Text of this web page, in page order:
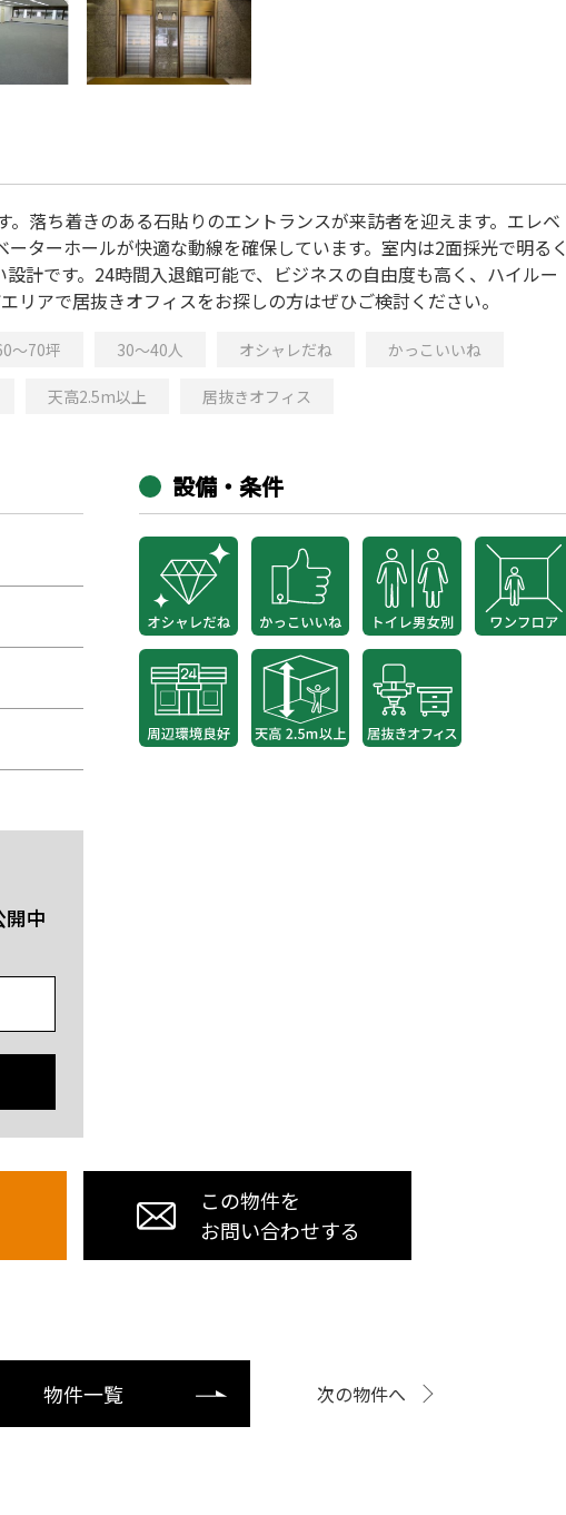
落ち着きのある石貼りのエントランスが来訪者を迎えます。エレベ
ターホールが快適な動線を確保しています。室内は2面採光で明るく
計です。24時間入退館可能で、ビジネスの自由度も高く、ハイルー
リアで居抜きオフィスをお探しの方はぜひご検討ください。
～70坪 30～40人 オシャレだね かっこいいね
天高2.5m以上 居抜きオフィス
中
設備・条件
この物件を
お問い合わせする
物件一覧 次の物件へ